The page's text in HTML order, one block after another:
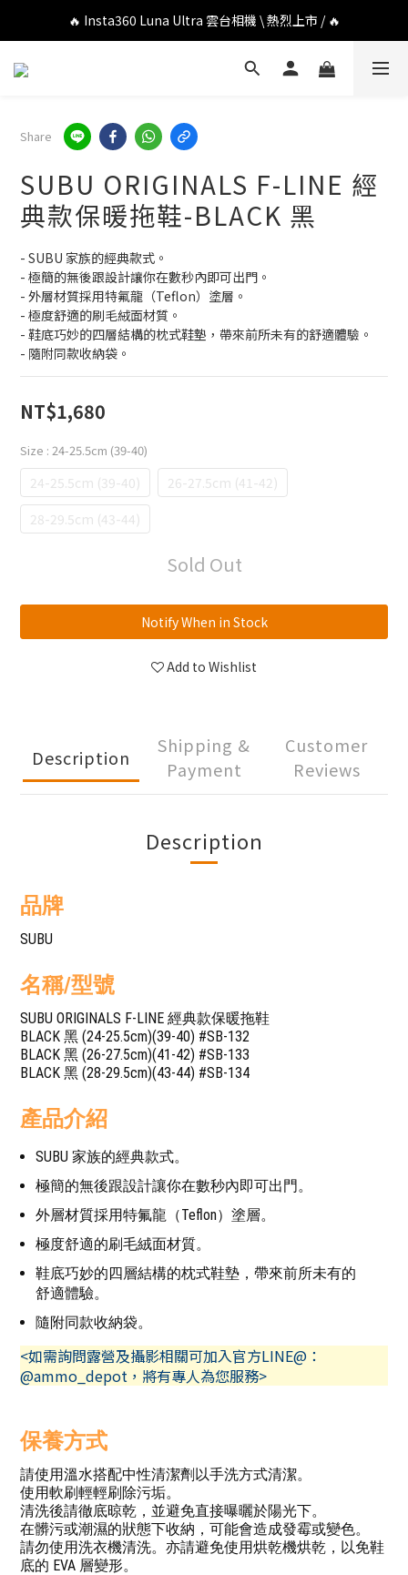
🔥 DJI OSMO POCKET 4P 口袋相機 \ 熱烈上市 / 🔥
🔥 Insta360 Luna Ultra 雲台相機 \ 熱烈上市 / 🔥
🔥 Insta360 GO Ultra Hello Kitty 聯名限定套裝 \ 時尚上市 / 🔥
Share
SUBU ORIGINALS F-LINE 經
典款保暖拖鞋-BLACK 黑
- SUBU 家族的經典款式。
- 極簡的無後跟設計讓你在數秒內即可出門。
- 外層材質採用特氟龍（Teflon）塗層。
- 極度舒適的刷毛絨面材質。
- 鞋底巧妙的四層結構的枕式鞋墊，帶來前所未有的舒適體驗。
- 隨附同款收納袋。
NT$1,680
Size : 24-25.5cm (39-40)
24-25.5cm (39-40)
26-27.5cm (41-42)
28-29.5cm (43-44)
Sold Out
Notify When in Stock
Add to Wishlist
Description
Shipping &
Payment
Customer
Reviews
Description
品牌
SUBU
名稱/型號
SUBU ORIGINALS F-LINE 經典款保暖拖鞋
BLACK 黑 (24-25.5cm)(39-40) #SB-132
BLACK 黑 (26-27.5cm)(41-42) #SB-133
BLACK 黑 (28-29.5cm)(43-44) #SB-134
產品介紹
SUBU 家族的經典款式。
極簡的無後跟設計讓你在數秒內即可出門。
外層材質採用特氟龍（Teflon）塗層。
極度舒適的刷毛絨面材質。
鞋底巧妙的四層結構的枕式鞋墊，帶來前所未有的
舒適體驗。
隨附同款收納袋。
<如需詢問露營及攝影相關可加入官方LINE@：
@ammo_depot，將有專人為您服務>
保養方式
請使用溫水搭配中性清潔劑以手洗方式清潔。
使用軟刷輕輕刷除污垢。
清洗後請徹底晾乾，並避免直接曝曬於陽光下。
在髒污或潮濕的狀態下收納，可能會造成發霉或變色。
請勿使用洗衣機清洗。亦請避免使用烘乾機烘乾，以免鞋
底的 EVA 層變形。